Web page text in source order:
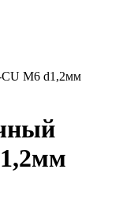
CU М6 d1,2мм